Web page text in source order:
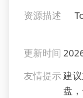
资源描述
更新时间
友情提示建
盘